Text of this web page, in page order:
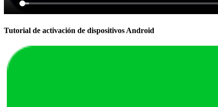
Tutorial de activación de dispositivos Android